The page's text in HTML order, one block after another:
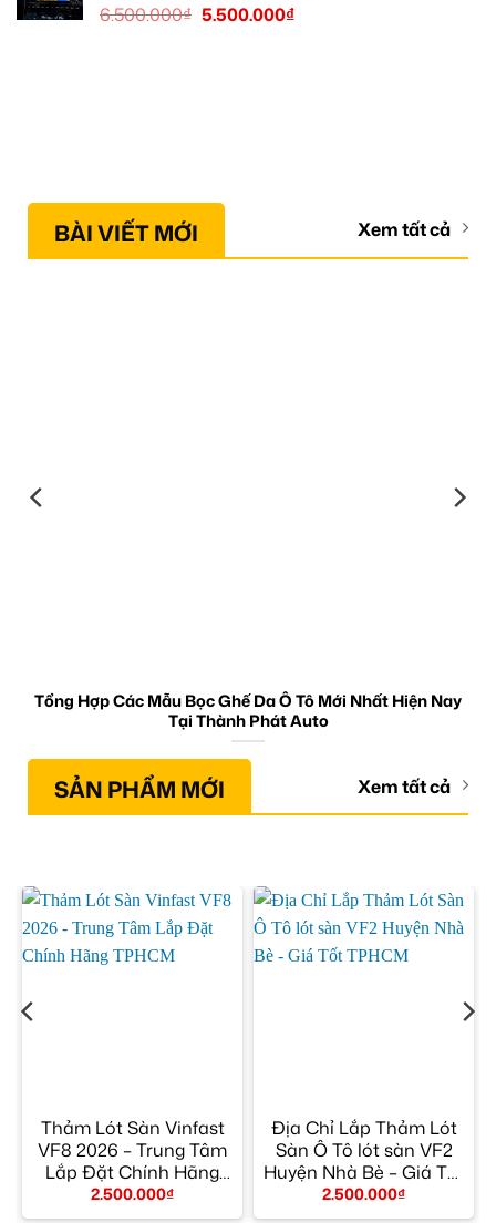
6.500.000₫ 5.500.000₫
BÀI VIẾT MỚI Xem tất cả
Tổng Hợp Các Mẫu Bọc Ghế Da Ô Tô Mới Nhất Hiện Nay
Tại Thành Phát Auto
SẢN PHẨM MỚI Xem tất cả
Thảm Lót Sàn Vinfast
VF8 2026 – Trung Tâm
Lắp Đặt Chính Hãng
TPHCM
2.500.000₫
Địa Chỉ Lắp Thảm Lót
Sàn Ô Tô lót sàn VF2
Huyện Nhà Bè – Giá Tốt
TPHCM
2.500.000₫